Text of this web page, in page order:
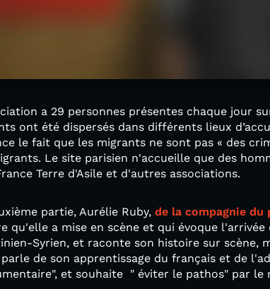
a 29 personnes présentes chaque jour
ont été dispersés dans différents lieux
le fait que les migrants ne sont pas « des
Le site parisien n'accueille que des
Terre d'Asile et d'autres associations.
partie, Aurélie Ruby, de la compagnie du
qu'elle a mise en scène et qui évoque
Syrien, et raconte son histoire sur scène,
parle de son apprentissage du français et de
et souhaite " éviter le pathos" par le